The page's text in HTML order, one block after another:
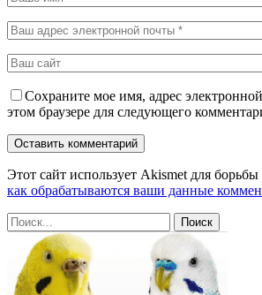
Сохраните мое имя, адрес
этом браузере для следующего
Этот сайт использует Akismet для
как обрабатываются ваши данные